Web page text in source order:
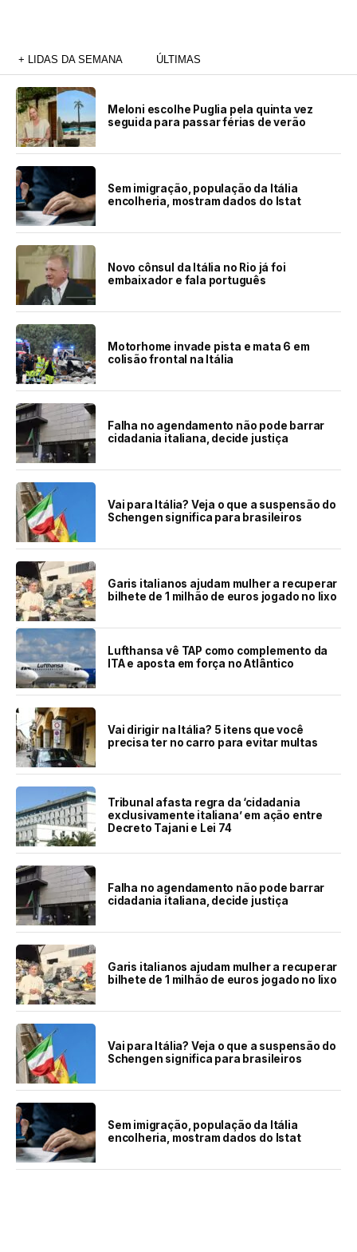
+ LIDAS DA SEMANA ÚLTIMAS
Meloni escolhe Puglia pela quinta vez
seguida para passar férias de verão
Sem imigração, população da Itália
encolheria, mostram dados do Istat
Novo cônsul da Itália no Rio já foi
embaixador e fala português
Motorhome invade pista e mata 6 em
colisão frontal na Itália
Falha no agendamento não pode barrar
cidadania italiana, decide justiça
Vai para Itália? Veja o que a suspensão do
Schengen significa para brasileiros
Garis italianos ajudam mulher a recuperar
bilhete de 1 milhão de euros jogado no lixo
Lufthansa vê TAP como complemento da
ITA e aposta em força no Atlântico
Vai dirigir na Itália? 5 itens que você
precisa ter no carro para evitar multas
Tribunal afasta regra da ‘cidadania
exclusivamente italiana’ em ação entre
Decreto Tajani e Lei 74
Falha no agendamento não pode barrar
cidadania italiana, decide justiça
Garis italianos ajudam mulher a recuperar
bilhete de 1 milhão de euros jogado no lixo
Vai para Itália? Veja o que a suspensão do
Schengen significa para brasileiros
Sem imigração, população da Itália
encolheria, mostram dados do Istat